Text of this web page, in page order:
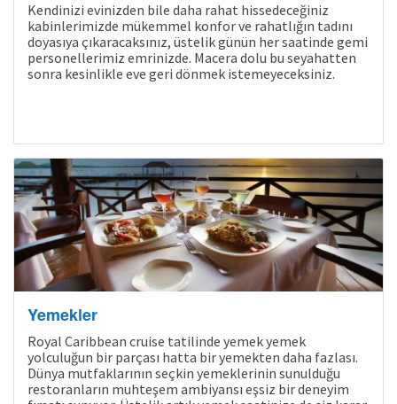
Kendinizi evinizden bile daha rahat hissedeceğiniz
kabinlerimizde mükemmel konfor ve rahatlığın tadını
doyasıya çıkaracaksınız, üstelik günün her saatinde gemi
personellerimiz emrinizde. Macera dolu bu seyahatten
sonra kesinlikle eve geri dönmek istemeyeceksiniz.
Yemekler
Royal Caribbean cruise tatilinde yemek yemek
yolculuğun bir parçası hatta bir yemekten daha fazlası.
Dünya mutfaklarının seçkin yemeklerinin sunulduğu
restoranların muhteşem ambiyansı eşsiz bir deneyim